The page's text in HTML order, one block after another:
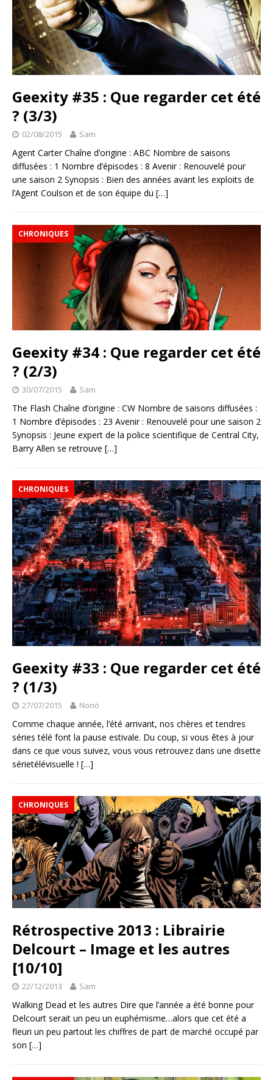
Geexity #35 : Que regarder cet été
? (3/3)
02/08/2015 Sam
Agent Carter Chaîne d’origine : ABC Nombre de saisons
diffusées : 1 Nombre d’épisodes : 8 Avenir : Renouvelé pour
une saison 2 Synopsis : Bien des années avant les exploits de
l’Agent Coulson et de son équipe du […]
CHRONIQUES
Geexity #34 : Que regarder cet été
? (2/3)
30/07/2015 Sam
The Flash Chaîne d’origine : CW Nombre de saisons diffusées :
1 Nombre d’épisodes : 23 Avenir : Renouvelé pour une saison 2
Synopsis : Jeune expert de la police scientifique de Central City,
Barry Allen se retrouve […]
CHRONIQUES
Geexity #33 : Que regarder cet été
? (1/3)
27/07/2015 Nonö
Comme chaque année, l’été arrivant, nos chères et tendres
séries télé font la pause estivale. Du coup, si vous êtes à jour
dans ce que vous suivez, vous vous retrouvez dans une disette
sérietélévisuelle ! […]
CHRONIQUES
Rétrospective 2013 : Librairie
Delcourt – Image et les autres
[10/10]
22/12/2013 Sam
Walking Dead et les autres Dire que l’année a été bonne pour
Delcourt serait un peu un euphémisme…alors que cet été a
fleuri un peu partout les chiffres de part de marché occupé par
son […]